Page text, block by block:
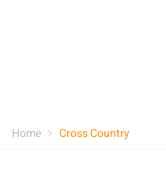
Home Cross Country